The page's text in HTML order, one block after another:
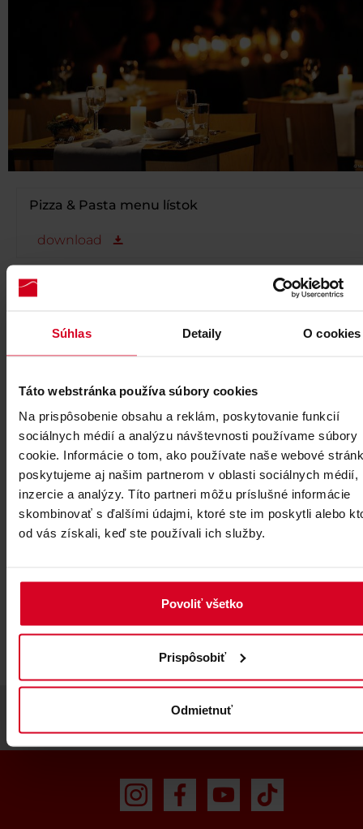
Súhlas Detaily O cookies
Táto webstránka používa súbory cookies
Na prispôsobenie obsahu a reklám, poskytovanie funkcií
sociálnych médií a analýzu návštevnosti používame súbory
cookie. Informácie o tom, ako používate naše webové
poskytujeme aj našim partnerom v oblasti sociálnych médií,
inzercie a analýzy. Títo partneri môžu príslušné informácie
skombinovať s ďalšími údajmi, ktoré ste im poskytli alebo
od vás získali, keď ste používali ich služby.
Povoliť všetko
Prispôsobiť
Odmietnuť
Pizza & Pasta menu lístok
download